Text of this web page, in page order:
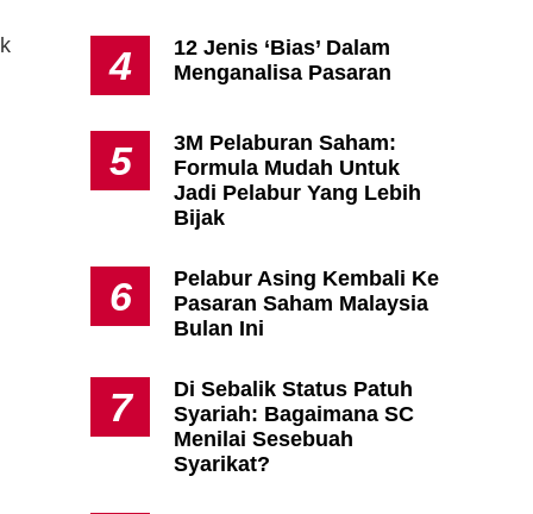
4
12 Jenis ‘Bias’ Dalam
Menganalisa Pasaran
5
3M Pelaburan Saham:
Formula Mudah Untuk
Jadi Pelabur Yang Lebih
Bijak
6
Pelabur Asing Kembali Ke
Pasaran Saham Malaysia
Bulan Ini
7
Di Sebalik Status Patuh
Syariah: Bagaimana SC
Menilai Sesebuah
Syarikat?